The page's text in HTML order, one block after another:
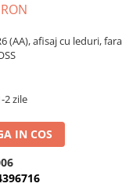
(AA), afisaj cu leduri, fara
2 zile
IN COS